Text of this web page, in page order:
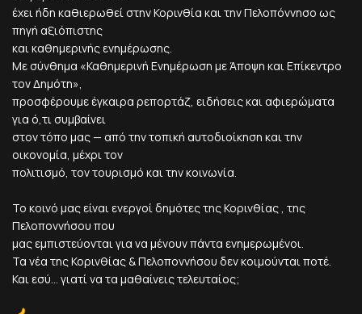
έχει ήδη καθιερωθεί στην Κορινθία και την Πελοπόννησο ως
πηγή αξιόπιστης
και καθημερινής ενημέρωσης.
Με σύνθημα «Καθημερινή Ενημέρωση με Άποψη και Επίκεντρο
τον Δημότη»,
προσφέρουμε έγκαιρα ρεπορτάζ, ειδήσεις και αφιερώματα
για ό,τι συμβαίνει
στον τόπο μας — από την τοπική αυτοδιοίκηση και την
οικονομία, μέχρι τον
πολιτισμό, τον τουρισμό και την κοινωνία.
Το κοινό μας είναι ενεργοί δημότες της Κορινθίας , της
Πελοποννήσου που
μας εμπιστεύονται για να μένουν πάντα ενημερωμένοι.
Τα νέα της Κορινθίας & Πελοποννήσου δεν κοιμούνται ποτέ.
Και εσύ... γιατί να τα μαθαίνεις τελευταίος;